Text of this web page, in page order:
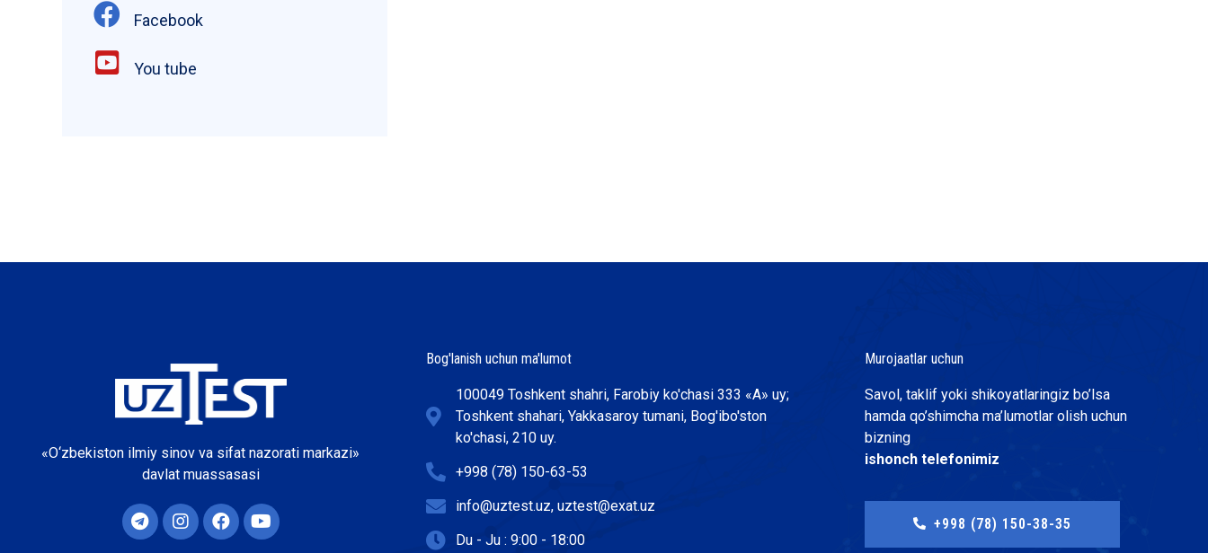
Facebook
You tube
«O‘zbekiston ilmiy sinov va sifat nazorati markazi»
davlat muassasasi
Bog'lanish uchun ma'lumot
100049 Toshkent shahri, Farobiy ko'chasi 333 «А» uy;
Toshkent shahari, Yakkasaroy tumani, Bog'ibo'ston
ko'chasi, 210 uy.
+998 (78) 150-63-53
info@uztest.uz, uztest@exat.uz
Du - Ju : 9:00 - 18:00
Murojaatlar uchun
Savol, taklif yoki shikoyatlaringiz bo’lsa
hamda qo’shimcha ma’lumotlar olish uchun
bizning
ishonch telefonimiz
+998 (78) 150-38-35